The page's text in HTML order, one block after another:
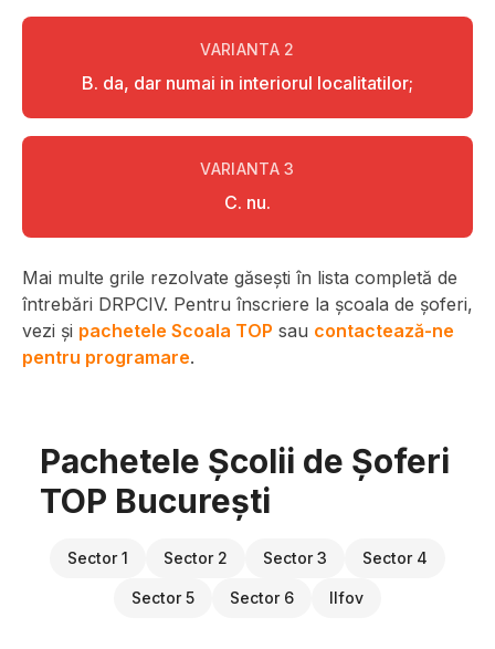
VARIANTA 2
B. da, dar numai in interiorul localitatilor;
VARIANTA3
C. nu.
Mai multe grile rezolvate găsești în lista completă de
întrebări DRPCIV. Pentru înscriere la școala de șoferi,
vezi și pachetele Scoala TOP sau contactează-ne
pentru programare.
Pachetele Școlii de Șoferi
TOP București
Sector 1 Sector 2 Sector 3 Sector 4
Sector 5 Sector 6 Ilfov